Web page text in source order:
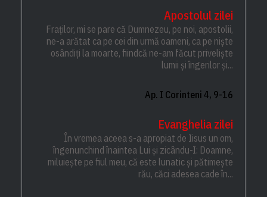
Apostolul zilei
Fraților, mi se pare că Dumnezeu, pe noi, apostolii,
ne-a arătat ca pe cei din urmă oameni, ca pe niște
osândiți la moarte, fiindcă ne-am făcut priveliște
lumii și îngerilor și...
Ap. I Corinteni 4, 9-16
Evanghelia zilei
În vremea aceea s-a apropiat de Iisus un om,
îngenunchind înaintea Lui și zicându-I: Doamne,
miluiește pe fiul meu, că este lunatic și pătimește
rău, căci adesea cade în...